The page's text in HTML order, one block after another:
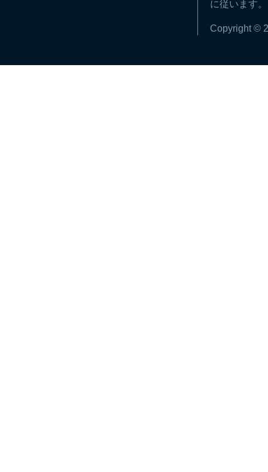
に従います。
Copyright ©